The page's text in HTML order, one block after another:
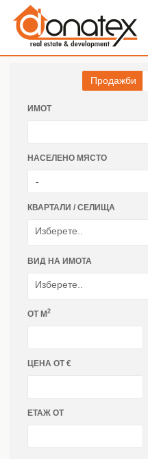
Продажби
ИМОТ
НАСЕЛЕНО МЯСТО
-
КВАРТАЛИ / СЕЛИЩА
ВИД НА ИМОТА
ОТ M 2
ЦЕНА ОТ €
ЕТАЖ ОТ